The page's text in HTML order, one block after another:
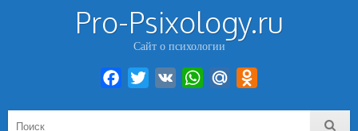
Pro-Psixology.ru
Сайт о психологии
Facebook
Twitter VK WhatsAppMail.Ru